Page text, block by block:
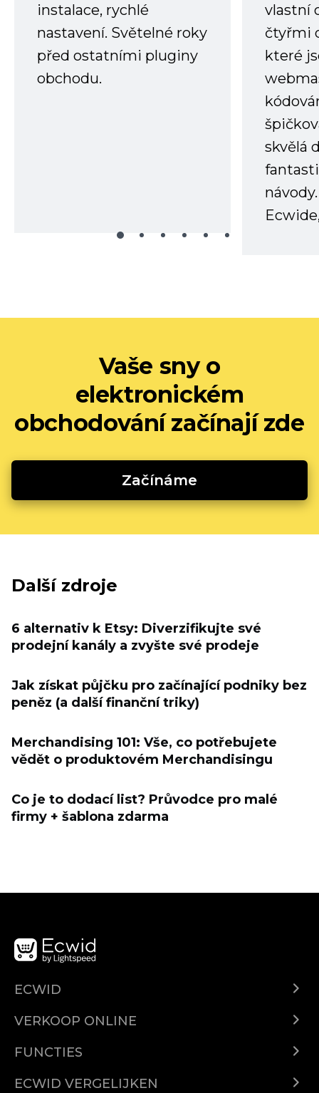
instalace, rychlé
nastavení. Světelné roky
před ostatními pluginy
obchodu.
vlastní
čtyřmi
které
skvělá
Vaše sny o
elektronickém
obchodování začínají zde
Začínáme
Další zdroje
6 alternativ k Etsy: Diverzifikujte své
prodejní kanály a zvyšte své prodeje
Jak získat půjčku pro začínající podniky bez
peněz (a další finanční triky)
Merchandising 101: Vše, co potřebujete
vědět o produktovém Merchandisingu
Co je to dodací list? Průvodce pro malé
firmy + šablona zdarma
ECWID
Prijzen
Helpcentrum
VERKOOP ONLINE
Verkopen op Facebook
Verkopen op Instagram
FUNCTIES
ECWID VERGELIJKEN